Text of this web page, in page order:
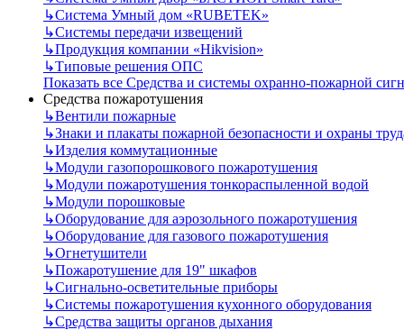
↳Система Умный дом «RUBETEK»
↳Системы передачи извещений
↳Продукция компании «Hikvision»
↳Типовые решения ОПС
Показать все Средства и системы охранно-пожарной
Средства пожаротушения
↳Вентили пожарные
↳Знаки и плакаты пожарной безопасности и охраны
↳Изделия коммутационные
↳Модули газопорошкового пожаротушения
↳Модули пожаротушения тонкораспыленной водой
↳Модули порошковые
↳Оборудование для аэрозольного пожаротушения
↳Оборудование для газового пожаротушения
↳Огнетушители
↳Пожаротушение для 19" шкафов
↳Сигнально-осветительные приборы
↳Системы пожаротушения кухонного оборудования
↳Средства защиты органов дыхания